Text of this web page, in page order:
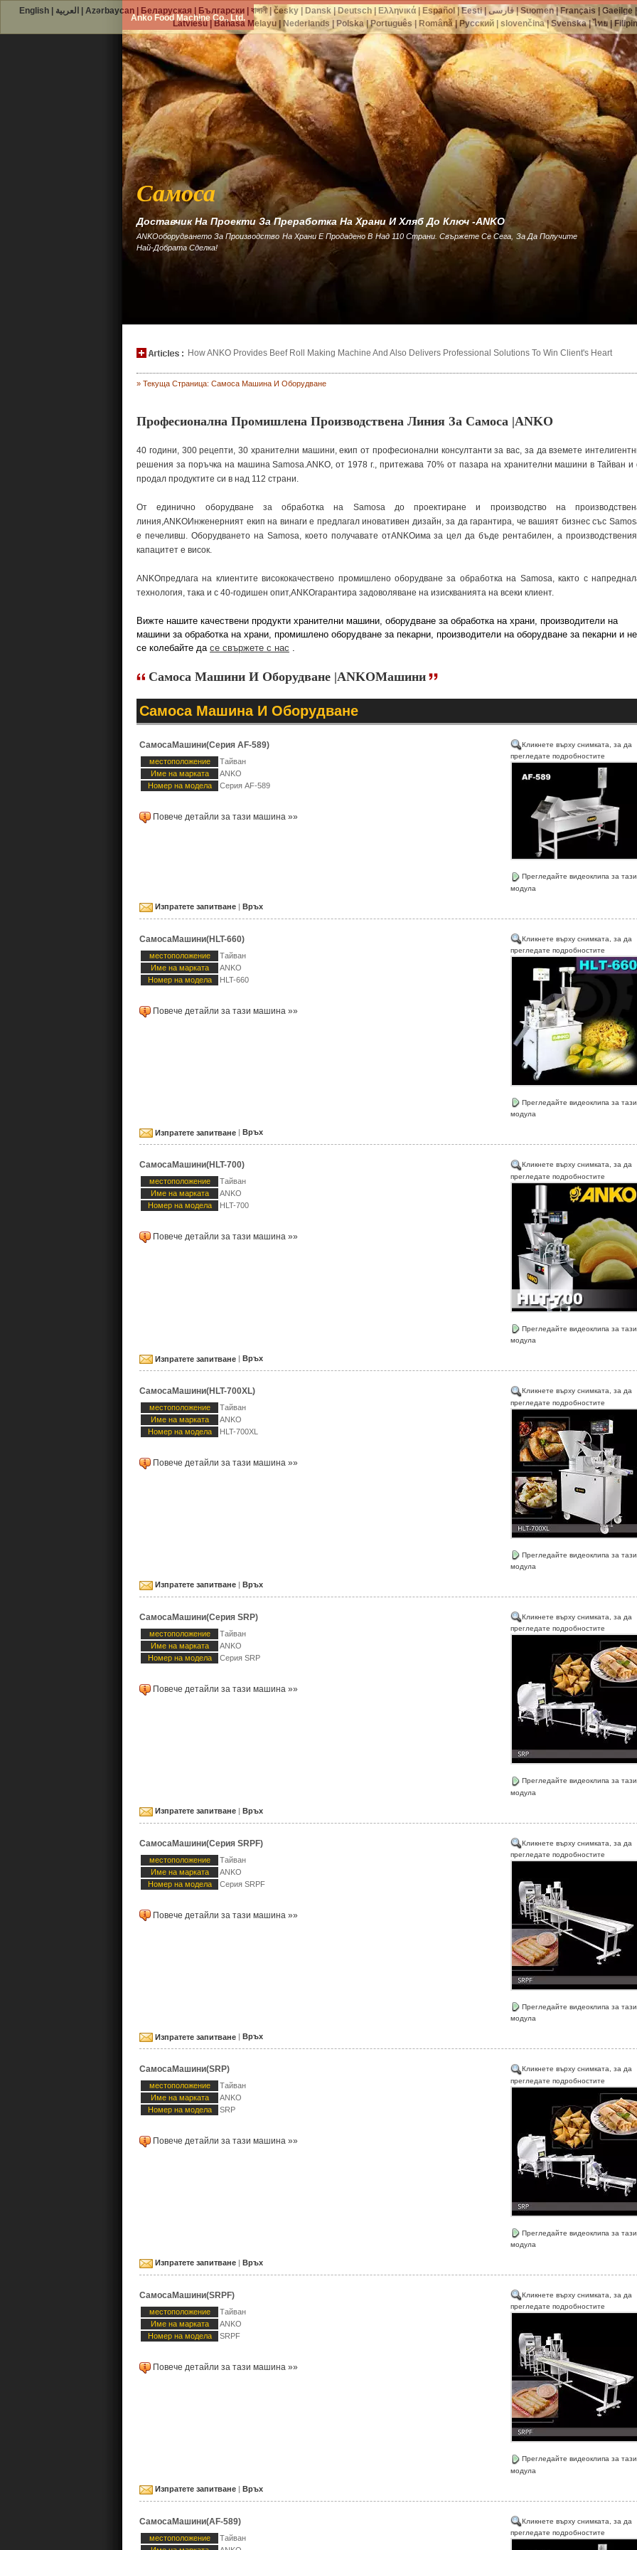
Anko Food Machine Co., Ltd.
Самоса
Доставчик На Проекти За Преработка На Храни И Хляб До Ключ -ANKO
ANKOоборудването За Производство На Храни Е Продадено В Над 110 Страни. Свържете Се Сега, За Да Получите
Най-Добрата Сделка!
How ANKO Provides Beef Roll Making Machine And Also Delivers Professional Solutions To Win Client's Heart
» Текуща Страница: Самоса Машина И Оборудване
Професионална Промишлена Производствена Линия За Самоса |ANKO
40 години, 300 рецепти, 30 хранителни машини, екип от професионални консултанти за вас, за да вземете
решения за поръчка на машина Samosa.ANKO, от 1978 г., притежава 70% от пазара на хранителни машини в Тайван и
продал продуктите си в над 112 страни.
От единично оборудване за обработка на Samosa до проектиране и производство на
линия,ANKOИнженерният екип на винаги е предлагал иновативен дизайн, за да гарантира, че вашият бизнес със
е печеливш. Оборудването на Samosa, което получавате отANKOима за цел да бъде рентабилен, а
капацитет е висок.
ANKOпредлага на клиентите висококачествено промишлено оборудване за обработка на Samosa, както с
технология, така и с 40-годишен опит,ANKOгарантира задоволяване на изискванията на всеки клиент.
Вижте нашите качествени продукти хранителни машини, оборудване за обработка на храни, производители на
машини за обработка на храни, промишлено оборудване за пекарни, производители на оборудване за пекарни и не
се колебайте да се свържете с нас .
Самоса Машини И Оборудване |ANKOМашини
Самоса Машина И Оборудване
Кликнете върху снимката, за да
прегледате подробностите
Прегледайте видеоклипа за тази
модула
СамосаМашини(Серия AF-589)
местоположение
Тайван
Име на марката
ANKO
Номер на модела
Серия AF-589
Повече детайли за тази машина »»
Изпратете запитване | Връх
Кликнете върху снимката, за да
прегледате подробностите
Прегледайте видеоклипа за тази
модула
СамосаМашини(HLT-660)
местоположение
Тайван
Име на марката
ANKO
Номер на модела
HLT-660
Повече детайли за тази машина »»
Изпратете запитване Връх
Кликнете върху снимката, за да
прегледате подробностите
Прегледайте видеоклипа за тази
модула
СамосаМашини(HLT-700)
местоположение
Тайван
Име на марката
ANKO
Номер на модела
HLT-700
Повече детайли за тази машина »»
Изпратете запитване Връх
Кликнете върху снимката, за да
прегледате подробностите
Прегледайте видеоклипа за тази
модула
СамосаМашини(HLT-700XL)
местоположение
Тайван
Име на марката
ANKO
Номер на модела
HLT-700XL
Повече детайли за тази машина »»
Изпратете запитване Връх
Кликнете върху снимката, за да
прегледате подробностите
Прегледайте видеоклипа за тази
модула
СамосаМашини(Серия SRP)
местоположение
Тайван
Име на марката
ANKO
Номер на модела
Серия SRP
Повече детайли за тази машина »»
Изпратете запитване | Връх
Кликнете върху снимката, за да
прегледате подробностите
Прегледайте видеоклипа за тази
модула
СамосаМашини(Серия SRPF)
местоположение
Тайван
Име на марката
ANKO
Номер на модела
Серия SRPF
Повече детайли за тази машина »»
Изпратете запитване Връх
Кликнете върху снимката, за да
прегледате подробностите
Прегледайте видеоклипа за тази
модула
СамосаМашини(SRP)
местоположение
Тайван
Име на марката
ANKO
Номер на модела
SRP
Повече детайли за тази машина »»
Изпратете запитване Връх
Кликнете върху снимката, за да
прегледате подробностите
Прегледайте видеоклипа за тази
модула
СамосаМашини(SRPF)
местоположение
Тайван
Име на марката
ANKO
Номер на модела
SRPF
Повече детайли за тази машина »»
Изпратете запитване | Връх
Кликнете върху снимката, за да
прегледате подробностите
СамосаМашини(AF-589)
местоположение
Тайван
English| العربية Azərbaycan| Беларуская Български| বাঙ্গালী|česky| Dansk|Deutsch| Ελληνικά| Español |Eesti| فارسی|Suomen|Français Gaeilge|
Latviešu|Bahasa Melayu Nederlands Polska|Português Română|Русский |slovenčina|Svenska|ไทย |